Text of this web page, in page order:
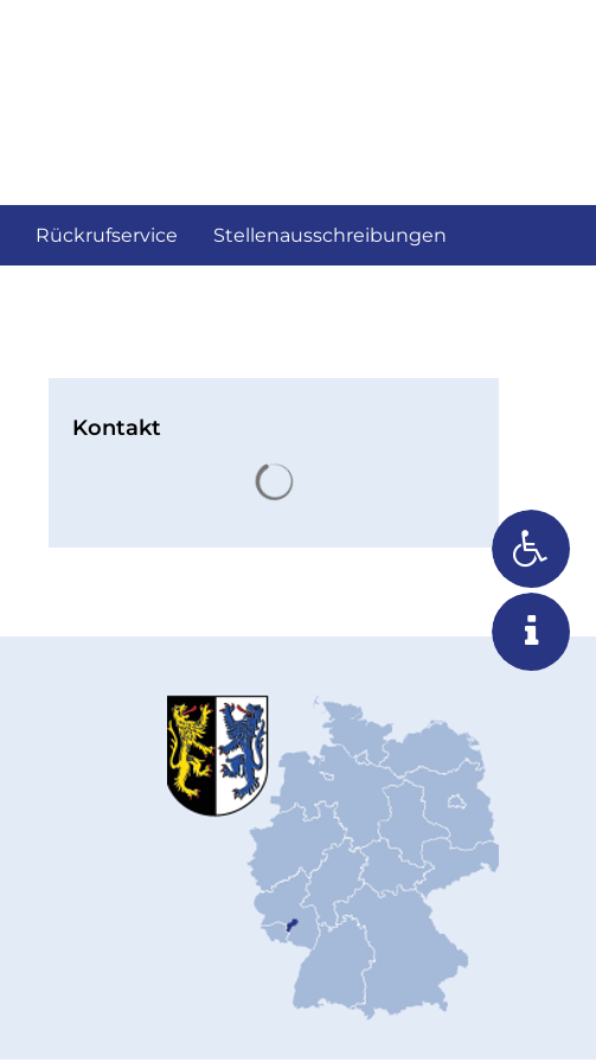
Rückrufservice Stellenausschreibungen
Kontakt